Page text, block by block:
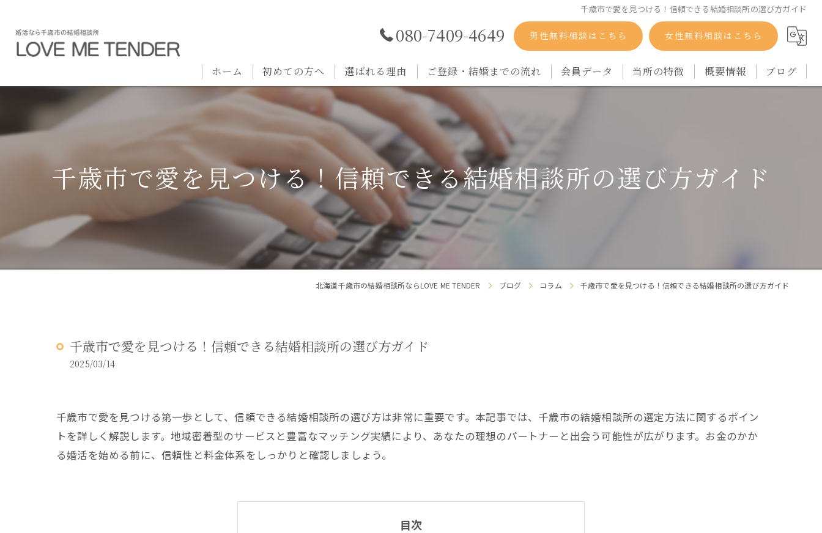
千歳市で愛を見つける！信頼できる結婚相談所の選び方ガイド
080-7409-4649 男性無料相談はこちら 女性無料相談はこちら
ホーム 初めての方へ 選ばれる理由 ご登録・結婚までの流れ 会員データ 当所の特徴
シングルマザー
概要情報 ブログ
千歳市で愛を見つける！信頼できる結婚相談所の選び方ガイド
北海道千歳市の結婚相談所ならLOVE ME TENDER ブログ コラム 千歳市で愛を見つける！信頼できる結婚相談所の選び方ガイド
千歳市で愛を見つける！信頼できる結婚相談所の選び方ガイド
2025/03/14
千歳市で愛を見つける第一歩として、信頼できる結婚相談所の選び方は非常に重要です。本記事では、千歳市の結婚相談所の選定方法に関するポイン
トを詳しく解説します。地域密着型のサービスと豊富なマッチング実績により、あなたの理想のパートナーと出会う可能性が広がります。お金のかか
る婚活を始める前に、信頼性と料金体系をしっかりと確認しましょう。
目次